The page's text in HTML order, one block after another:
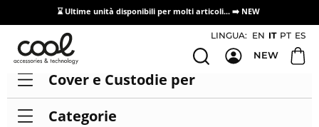
⌛ Ultime unità disponibili per molti articoli... ➡️ NEW
Accesso/registrazione distributori
LINGUA: EN IT PT ES
NEW
Cover e Custodie per
Categorie